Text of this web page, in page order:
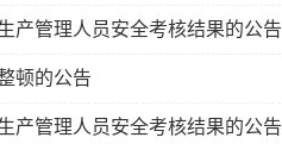
产管理人员安全考核结果的公告
顿的公告
产管理人员安全考核结果的公告